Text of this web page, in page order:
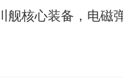
美股存储板块集体大
舰核心装备，电磁